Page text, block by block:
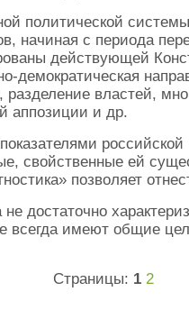
политической
начиная с периода
действующей
демократическая
властей,
аппозиции и др.
свойственные ей
позволяет
достаточно
всегда имеют общие
Страницы: 1 2